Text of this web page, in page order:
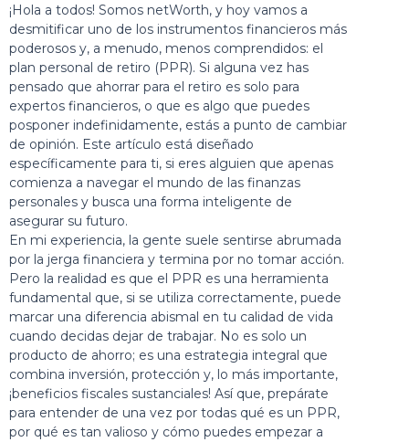
¡Hola a todos! Somos netWorth, y hoy vamos a
desmitificar uno de los instrumentos financieros más
poderosos y, a menudo, menos comprendidos: el
plan personal de retiro (PPR). Si alguna vez has
pensado que ahorrar para el retiro es solo para
expertos financieros, o que es algo que puedes
posponer indefinidamente, estás a punto de cambiar
de opinión. Este artículo está diseñado
específicamente para ti, si eres alguien que apenas
comienza a navegar el mundo de las finanzas
personales y busca una forma inteligente de
asegurar su futuro.
En mi experiencia, la gente suele sentirse abrumada
por la jerga financiera y termina por no tomar acción.
Pero la realidad es que el PPR es una herramienta
fundamental que, si se utiliza correctamente, puede
marcar una diferencia abismal en tu calidad de vida
cuando decidas dejar de trabajar. No es solo un
producto de ahorro; es una estrategia integral que
combina inversión, protección y, lo más importante,
¡beneficios fiscales sustanciales! Así que, prepárate
para entender de una vez por todas qué es un PPR,
por qué es tan valioso y cómo puedes empezar a